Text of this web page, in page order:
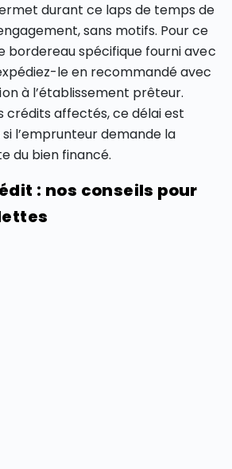
durant ce laps de temps de
sans motifs. Pour ce
bordereau spécifique fourni avec
le en recommandé avec
à l’établissement prêteur.
crédits affectés, ce délai est
l’emprunteur demande la
du bien financé.
: nos conseils pour